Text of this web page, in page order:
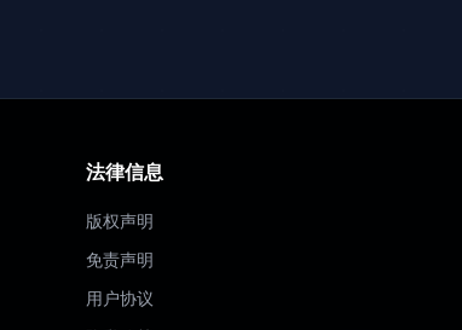
法律信息
版权声明
免责声明
用户协议